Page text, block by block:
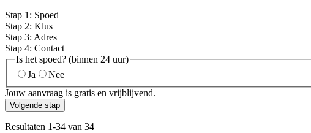
Stap 1 : Spoed
Stap 2: Klus
Stap 3: Adres
Stap 4: Contact
Is het spoed? (binnen 24 uur)
Ja
Nee
Jouw aanvraag is gratis en vrijblijvend.
Volgende stap
Resultaten 1-34 van 34